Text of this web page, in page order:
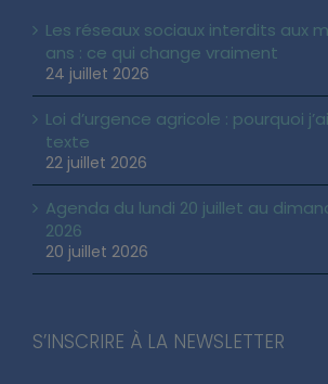
Les réseaux sociaux interdits aux
ans : ce qui change vraiment
24 juillet 2026
Loi d’urgence agricole : pourquoi
texte
22 juillet 2026
Agenda du lundi 20 juillet au
2026
20 juillet 2026
S’INSCRIRE À LA NEWSLETTER